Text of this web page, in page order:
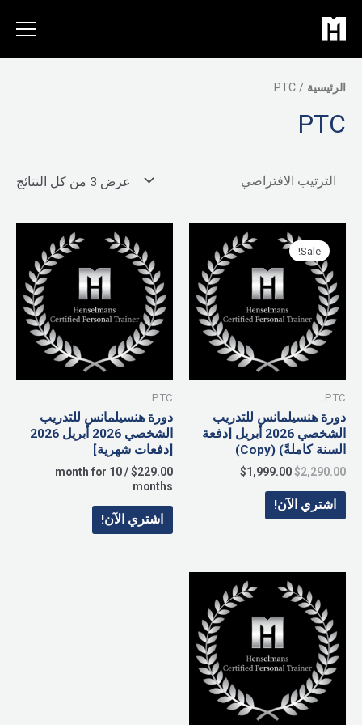
المحتوى
الرئيسية / PTC
PTC
عرض ⁦3⁩ من كل النتائج
Sale!
PTC
دورة هنسيلمانس للتدريب
الشخصي 2026 أبريل [دفعة
السنة كاملةً) (Copy)
$2,290.00
السعر
هو:
$1,999.00 السعر
اشتري الآن!
PTC
دورة هنسيلمانس للتدريب
الشخصي 2026 أبريل 2026
[دفعات شهرية]
$229.00
/ month for 10
months
اشتري الآن!